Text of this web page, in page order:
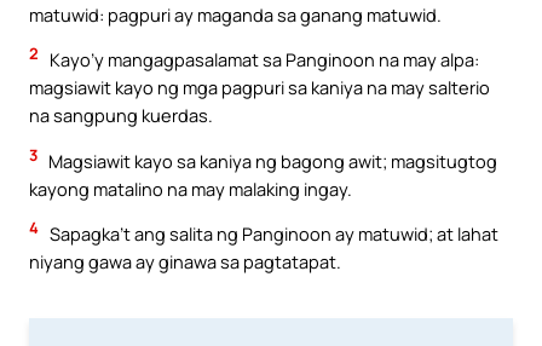
matuwid: pagpuri ay maganda sa ganang matuwid.
2
Kayo’y mangagpasalamat sa Panginoon na may alpa:
magsiawit kayo ng mga pagpuri sa kaniya na may salterio
na sangpung kuerdas.
3 Magsiawit kayo sa kaniya ng bagong awit; magsitugtog
kayong matalino na may malaking ingay.
4 Sapagka’t ang salita ng Panginoon ay matuwid; at lahat
niyang gawa ay ginawa sa pagtatapat.